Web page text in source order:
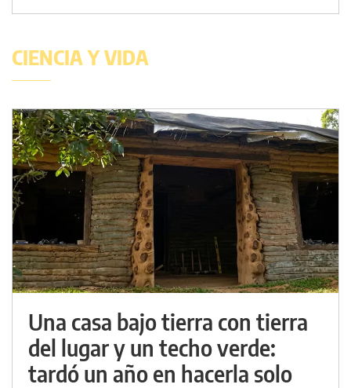
CIENCIA Y VIDA
Una casa bajo tierra con tierra
del lugar y un techo verde:
tardó un año en hacerla solo